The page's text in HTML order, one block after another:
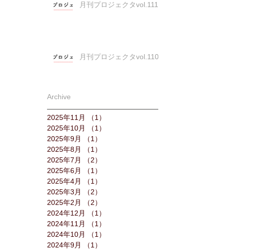
月刊プロジェクタvol.111
月刊プロジェクタvol.110
Archive
2025年11月 （1）
2025年10月
（1）
2025年9月
（1）
2025年8月
（1）
2025年7月
（2）
2025年6月
（1）
2025年4月
（1）
2025年3月
（2）
2025年2月
（2）
2024年12月
（1）
2024年11月
（1）
2024年10月
（1）
2024年9月
（1）